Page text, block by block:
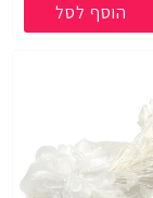
הוסף לסל